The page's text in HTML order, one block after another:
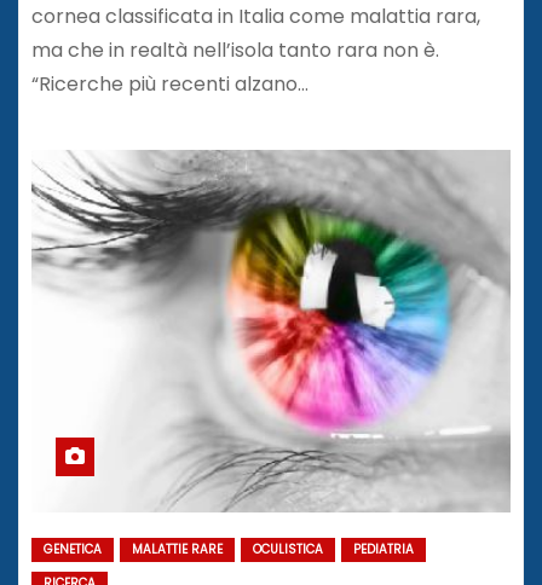
cornea classificata in Italia come malattia rara,
ma che in realtà nell’isola tanto rara non è.
“Ricerche più recenti alzano…
GENETICA MALATTIE RARE OCULISTICA
PEDIATRIA